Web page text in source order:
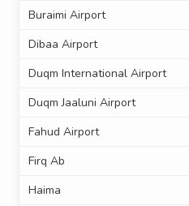
Buraimi Airport
Dibaa Airport
Duqm International Airport
Duqm Jaaluni Airport
Fahud Airport
Firq Ab
Haima